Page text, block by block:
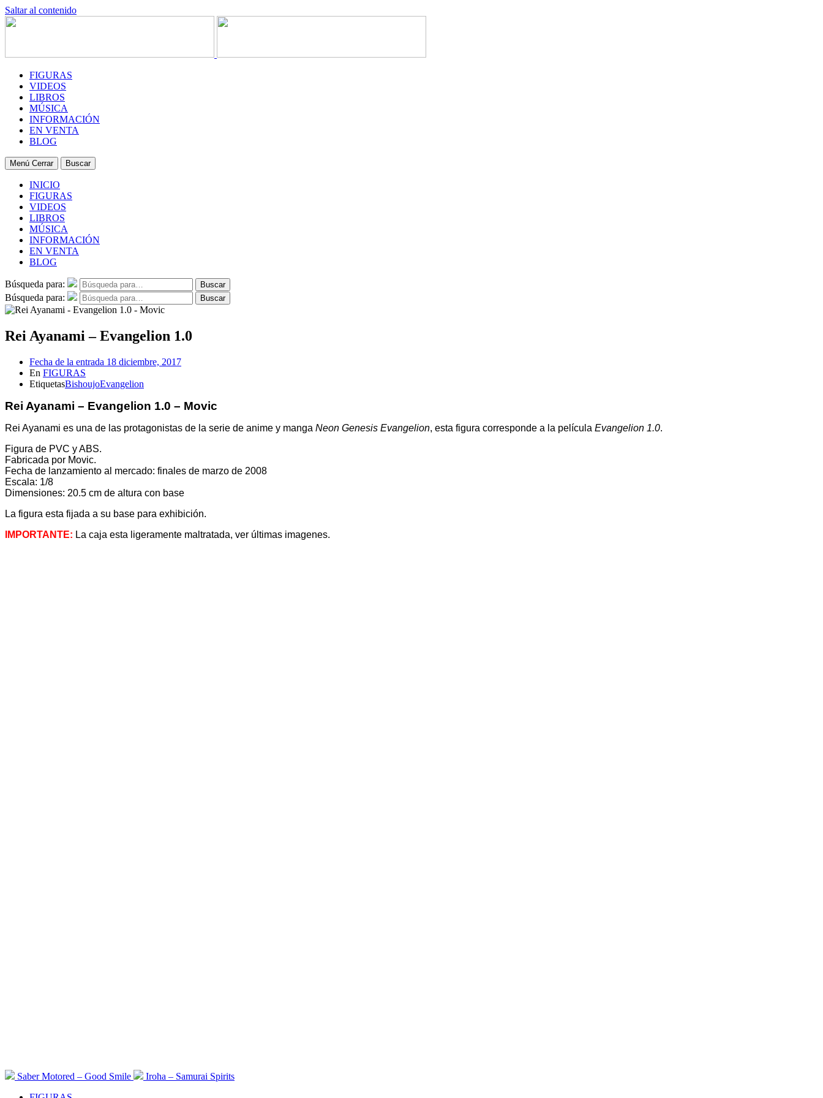
Saltar al contenido
FIGURAS
VIDEOS
LIBROS
MÚSICA
INFORMACIÓN
EN VENTA
BLOG
Menú Cerrar Buscar
INICIO
FIGURAS
VIDEOS
LIBROS
MÚSICA
INFORMACIÓN
EN VENTA
BLOG
Búsqueda para: Buscar
Búsqueda para: Buscar
Rei Ayanami – Evangelion 1.0
Fecha de la entrada 18 diciembre, 2017
En FIGURAS
EtiquetasBishoujoEvangelion
Rei Ayanami – Evangelion 1.0 – Movic
Rei Ayanami es una de las protagonistas de la serie de anime y manga Neon Genesis Evangelion, esta figura corresponde a la película Evangelion 1.0.
Figura de PVC y ABS.
Fabricada por Movic.
Fecha de lanzamiento al mercado: finales de marzo de 2008
Escala: 1/8
Dimensiones: 20.5 cm de altura con base
La figura esta fijada a su base para exhibición.
IMPORTANTE: La caja esta ligeramente maltratada, ver últimas imagenes.
Saber Motored – Good Smile
Iroha – Samurai Spirits